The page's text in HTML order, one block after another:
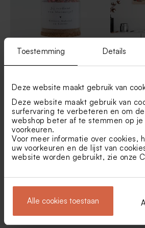
Toestemming Details
Deze website maakt gebruik van
Deze website maakt gebruik van
surfervaring te verbeteren en om
webshop beter af te stemmen op
voorkeuren.
Voor meer informatie over cookies,
uw voorkeuren en de lijst van
website worden gebruikt, zie onze
Alle cookies toestaan
klapdeksel